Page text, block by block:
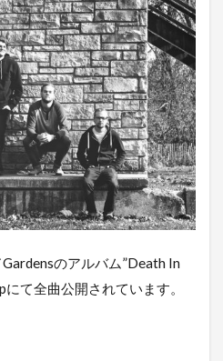
のアルバム”Death In
て全曲公開されています。